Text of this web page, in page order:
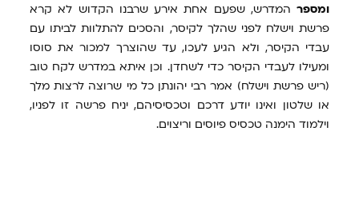
ומספר המדרש, שפעם אחת אירע שרבנו הקדוש לא קרא
פרשת וישלח לפני שהלך לקיסר, והסכים להתלוות לביתו עם
עבדי הקיסר, ולא הגיע לעכו, עד שהוצרך למכור את סוסו
ומעילו לעבדי הקיסר כדי לשחדן. וכן איתא במדרש לקח טוב
(ריש פרשת וישלח) אמר רבי יהונתן כל מי שרוצה לרצות מלך
או שלטון ואינו יודע דרכם וטכסיסיהם, יניח פרשה זו לפניו,
וילמוד הימנה טכסיס פיוסים וריצוים.